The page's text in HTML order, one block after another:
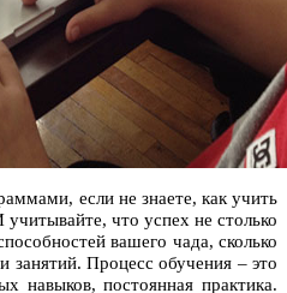
если не знаете, как учить
что успех не столько
вашего чада, сколько
занятий. Процесс обучения – это
навыков, постоянная практика.